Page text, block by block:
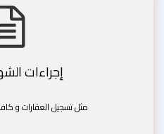
إجراءات
مثل تسجيل العقارات و